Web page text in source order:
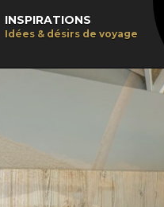
INSPIRATIONS
Idées & désirs de voyage